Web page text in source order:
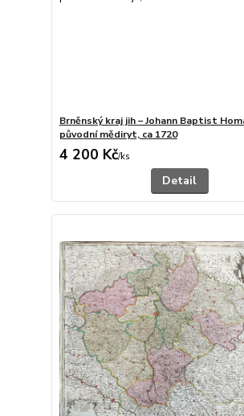
Brněnský kraj jih – Johann Baptist
původní mědiryt, ca 1720
4 200 Kč/ks
Detail